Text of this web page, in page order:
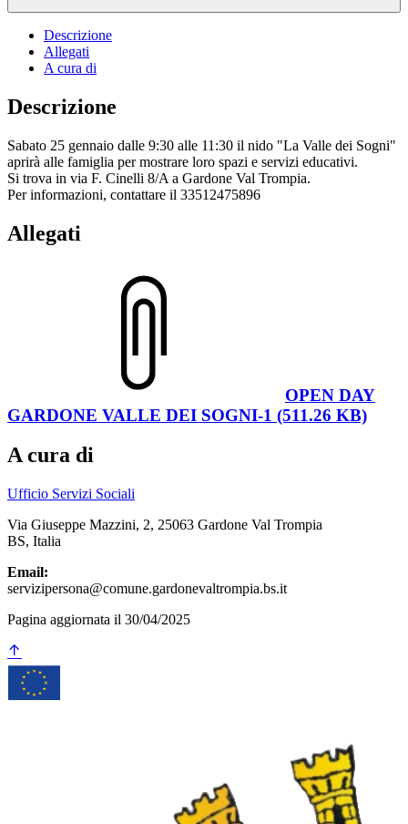
Descrizione
Allegati
A cura di
Descrizione
Sabato 25 gennaio dalle 9:30 alle 11:30 il nido "La Valle dei Sogni"
aprirà alle famiglia per mostrare loro spazi e servizi educativi.
Si trova in via F. Cinelli 8/A a Gardone Val Trompia.
Per informazioni, contattare il 33512475896
Allegati
OPEN DAY
GARDONE VALLE DEI SOGNI-1 (511.26 KB)
A cura di
Ufficio Servizi Sociali
Via Giuseppe Mazzini, 2, 25063 Gardone Val Trompia
BS, Italia
Email:
servizipersona@comune.gardonevaltrompia.bs.it
Pagina aggiornata il 30/04/2025